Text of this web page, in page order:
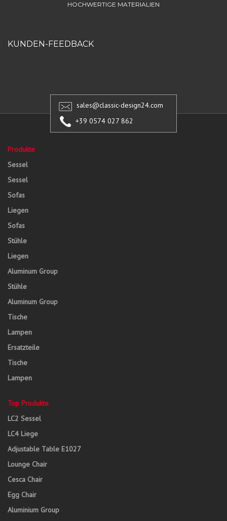
HOCHWERTIGE MATERIALIEN
KUNDEN-FEEDBACK
sales@classic-design24.com
+39 0574 027 862
Produkte
Sessel
Sessel
Sofas
Liegen
Sofas
Stühle
Liegen
Aluminum Group
Stühle
Aluminum Group
Tische
Lampen
Ersatzteile
Tische
Lampen
Top Produkte
LC2 Sessel
LC4 Liege
Adjustable Table E1027
Lounge Chair
Cesca Chair
Egg Chair
Aluminium Group